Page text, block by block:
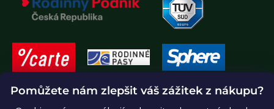
Pomůžete nám zlepšit váš zážitek z nákupu?